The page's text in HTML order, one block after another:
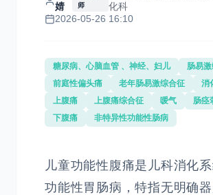
婧
师
化科
2026-05-26 16:10
糖尿病、心脑血管 、神经、妇儿
肠易
前庭性偏头痛
老年肠易激综合征
消
上腹痛
上腹痛综合征 嗳气
肠痉
下腹痛
非特异性功能性肠病
儿童功能性腹痛是儿科消化
功能性胃肠病，特指无明确